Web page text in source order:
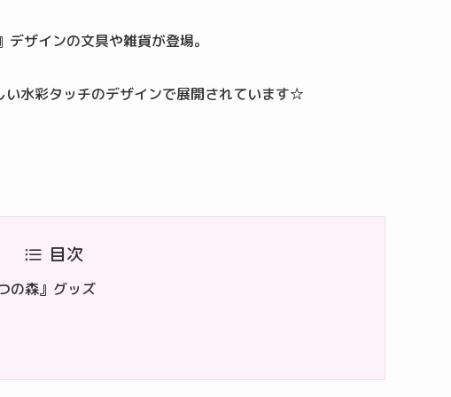
ザインの文具や雑貨が登場。
水彩タッチのデザインで展開されています☆
目次
の森』グッズ